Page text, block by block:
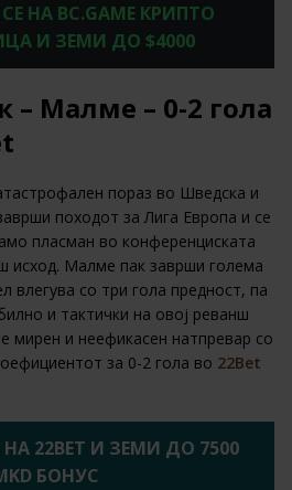
НА BC.GAME КРИПТО
И ЗЕМИ ДО $4000
Малме – 0-2 гола
пораз во Шведска и
походот за Лига Европа и се
пласман во конференциската
исход. Малме пак заврши голема
влегува со три гола предност, па
и тактички на овој реванш
мирен и неефикасен натпревар со
за 0-2 гола во 22Bet
22BET И ЗЕМИ ДО 7500
БОНУС